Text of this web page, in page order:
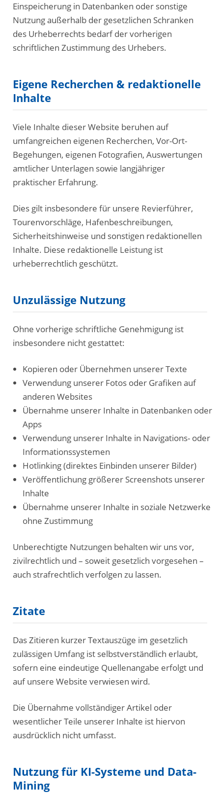
Einspeicherung in Datenbanken oder sonstige
Nutzung außerhalb der gesetzlichen Schranken
des Urheberrechts bedarf der vorherigen
schriftlichen Zustimmung des Urhebers.
Eigene Recherchen & redaktionelle
Inhalte
Viele Inhalte dieser Website beruhen auf
umfangreichen eigenen Recherchen, Vor-Ort-
Begehungen, eigenen Fotografien, Auswertungen
amtlicher Unterlagen sowie langjähriger
praktischer Erfahrung.
Dies gilt insbesondere für unsere Revierführer,
Tourenvorschläge, Hafenbeschreibungen,
Sicherheitshinweise und sonstigen redaktionellen
Inhalte. Diese redaktionelle Leistung ist
urheberrechtlich geschützt.
Unzulässige Nutzung
Ohne vorherige schriftliche Genehmigung ist
insbesondere nicht gestattet:
Kopieren oder Übernehmen unserer Texte
Verwendung unserer Fotos oder Grafiken auf
anderen Websites
Übernahme unserer Inhalte in Datenbanken oder
Apps
Verwendung unserer Inhalte in Navigations- oder
Informationssystemen
Hotlinking (direktes Einbinden unserer Bilder)
Veröffentlichung größerer Screenshots unserer
Inhalte
Übernahme unserer Inhalte in soziale Netzwerke
ohne Zustimmung
Unberechtigte Nutzungen behalten wir uns vor,
zivilrechtlich und – soweit gesetzlich vorgesehen –
auch strafrechtlich verfolgen zu lassen.
Zitate
Das Zitieren kurzer Textauszüge im gesetzlich
zulässigen Umfang ist selbstverständlich erlaubt,
sofern eine eindeutige Quellenangabe erfolgt und
auf unsere Website verwiesen wird.
Die Übernahme vollständiger Artikel oder
wesentlicher Teile unserer Inhalte ist hiervon
ausdrücklich nicht umfasst.
Nutzung für KI-Systeme und Data-
Mining